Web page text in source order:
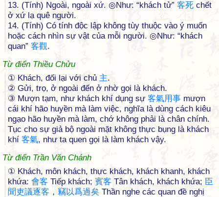
13. (Tính) Ngoài, ngoài xứ. ◎Như: “khách tử” 客死 chết
ở xứ lạ quê người.
14. (Tính) Có tính độc lập không tùy thuộc vào ý muốn
hoặc cách nhìn sự vật của mỗi người. ◎Như: “khách
quan” 客觀.
Từ điển Thiều Chửu
① Khách, đối lại với chủ 主.
② Gửi, trọ, ở ngoài đến ở nhờ gọi là khách.
③ Mượn tạm, như khách khí dụng sự 客氣用事 mượn
cái khí hão huyền mà làm việc, nghĩa là dùng cách kiêu
ngạo hão huyền mà làm, chớ không phải là chân chính.
Tục cho sự giả bộ ngoài mặt không thực bụng là khách
khí 客氣, như ta quen gọi là làm khách vậy.
Từ điển Trần Văn Chánh
① Khách, môn khách, thực khách, khách khanh, khách
khứa: 會客 Tiếp khách; 賓客 Tân khách, khách khứa; 臣
聞吏議逐客 ， 竊以爲過矣 Thần nghe các quan đề nghị